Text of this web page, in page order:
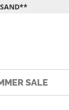
SALE